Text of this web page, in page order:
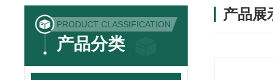
PRODUCT CLASSIFICATION
产品分类
产品展